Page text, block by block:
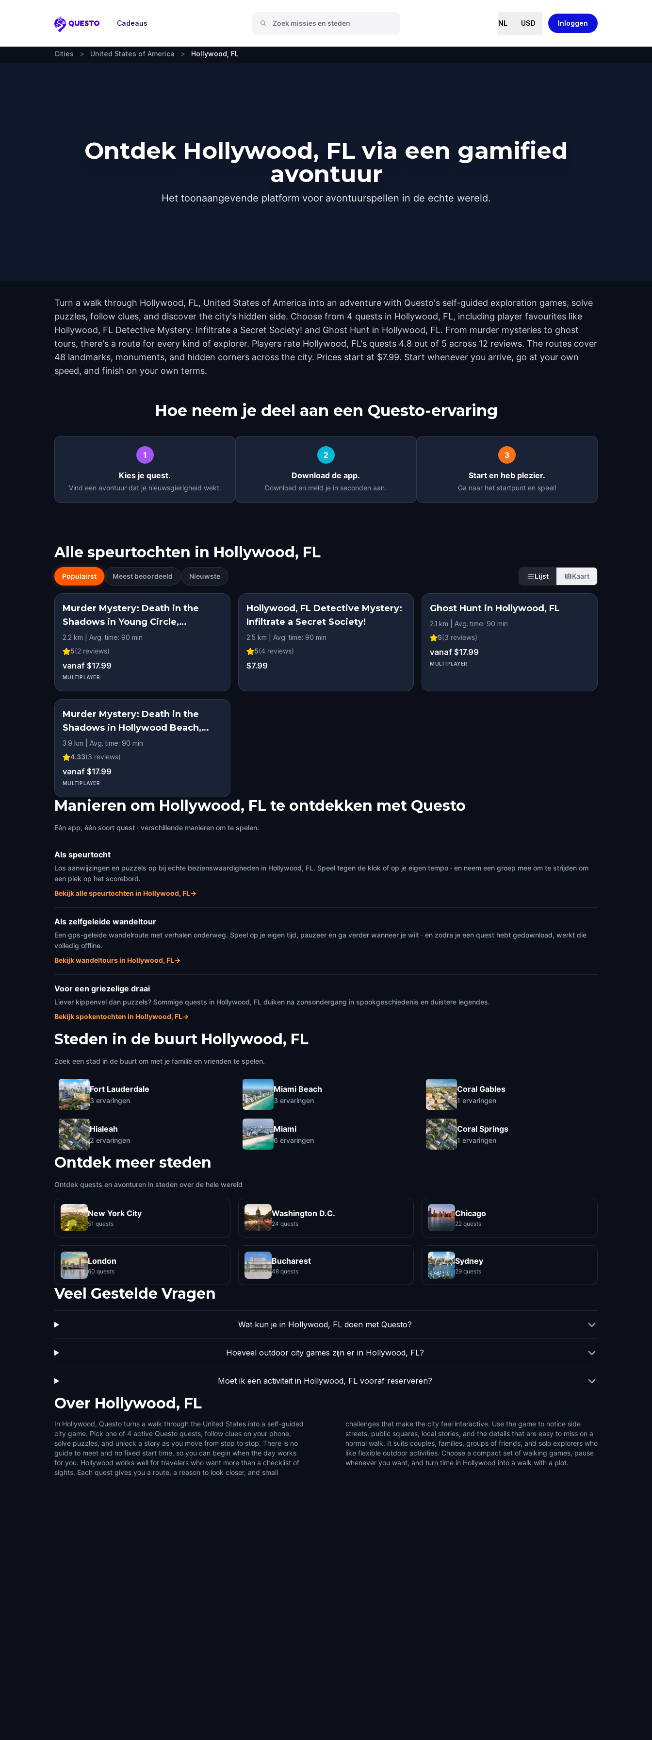
Questo
Cadeaus NL USD Inloggen
Cities > United States of America > Hollywood, FL
Ontdek Hollywood, FL via een gamified
avontuur
Het toonaangevende platform voor avontuurspellen in de echte wereld.
Turn a walk through Hollywood, FL, United States of America into an adventure with Questo's self-guided exploration games, solve
puzzles, follow clues, and discover the city's hidden side. Choose from 4 quests in Hollywood, FL, including player favourites like
Hollywood, FL Detective Mystery: Infiltrate a Secret Society! and Ghost Hunt in Hollywood, FL. From murder mysteries to ghost
tours, there's a route for every kind of explorer. Players rate Hollywood, FL's quests 4.8 out of 5 across 12 reviews. The routes cover
48 landmarks, monuments, and hidden corners across the city. Prices start at $7.99. Start whenever you arrive, go at your own
speed, and finish on your own terms.
Hoe neem je deel aan een Questo-ervaring
1
Kies je quest.
Vind een avontuur dat je nieuwsgierigheid wekt.
2
Download de app.
Download en meld je in seconden aan.
3
Start en heb plezier.
Ga naar het startpunt en speel!
Alle speurtochten in Hollywood, FL
Populairst Meest beoordeeld Nieuwste Lijst Kaart
Murder Mystery: Death in the
Shadows in Young Circle,
Hollywood, FL
2.2 km | Avg. time: 90 min
5(2 reviews)
vanaf $17.99
MULTIPLAYER
Hollywood, FL Detective Mystery:
Infiltrate a Secret Society!
2.5 km | Avg. time: 90 min
5(4 reviews)
$7.99
Ghost Hunt in Hollywood, FL
2.1 km | Avg. time: 90 min
5(3 reviews)
vanaf $17.99
MULTIPLAYER
Murder Mystery: Death in the
Shadows in Hollywood Beach,
Hollywood, FL
3.9 km | Avg. time: 90 min
4.33(3 reviews)
vanaf $17.99
MULTIPLAYER
Manieren om Hollywood, FL te ontdekken met Questo
Eén app, één soort quest · verschillende manieren om te spelen.
Als speurtocht
Los aanwijzingen en puzzels op bij echte bezienswaardigheden in Hollywood, FL. Speel tegen de klok of op je eigen tempo · en neem een groep mee om te strijden om
een plek op het scorebord.
Bekijk alle speurtochten in Hollywood, FL→
Als zelfgeleide wandeltour
Een gps-geleide wandelroute met verhalen onderweg. Speel op je eigen tijd, pauzeer en ga verder wanneer je wilt · en zodra je een quest hebt gedownload, werkt die
volledig offline.
Bekijk wandeltours in Hollywood, FL→
Voor een griezelige draai
Liever kippenvel dan puzzels? Sommige quests in Hollywood, FL duiken na zonsondergang in spookgeschiedenis en duistere legendes.
Bekijk spokentochten in Hollywood, FL→
Steden in de buurt Hollywood, FL
Zoek een stad in de buurt om met je familie en vrienden te spelen.
Fort Lauderdale
3 ervaringen
Hialeah
2 ervaringen
Miami Beach
3 ervaringen
Miami
6 ervaringen
Coral Gables
1 ervaringen
Coral Springs
1 ervaringen
Ontdek meer steden
Ontdek quests en avonturen in steden over de hele wereld
New York City
51 quests
Washington D.C.
24 quests
Chicago
22 quests
London
60 quests
Bucharest
48 quests
Sydney
29 quests
Veel Gestelde Vragen
Wat kun je in Hollywood, FL doen met Questo?
Hoeveel outdoor city games zijn er in Hollywood, FL?
Moet ik een activiteit in Hollywood, FL vooraf reserveren?
Over Hollywood, FL
In Hollywood, Questo turns a walk through the United States into a self-guided
city game. Pick one of 4 active Questo quests, follow clues on your phone,
solve puzzles, and unlock a story as you move from stop to stop. There is no
guide to meet and no fixed start time, so you can begin when the day works
for you. Hollywood works well for travelers who want more than a checklist of
sights. Each quest gives you a route, a reason to look closer, and small
challenges that make the city feel interactive. Use the game to notice side
streets, public squares, local stories, and the details that are easy to miss on a
normal walk. It suits couples, families, groups of friends, and solo explorers who
like flexible outdoor activities. Choose a compact set of walking games, pause
whenever you want, and turn time in Hollywood into a walk with a plot.